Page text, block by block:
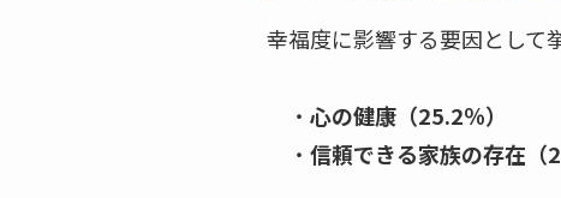
幸福度に影響する要因として
・ 心の健康（25.2％）
・ 信頼できる家族の存在（